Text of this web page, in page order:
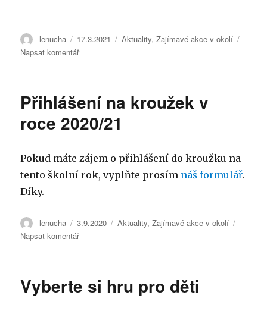
Autor:
lenucha Publikováno:
17.3.2021 Rubriky:
Aktuality,Zajímavé akce v okolí
Napsat komentářpro
Hra
zajímavé
Přihlášení na kroužek v
roce 2020/21
Pokud máte zájem o přihlášení do kroužku na
tento školní rok, vyplňte prosím náš formulář.
Díky.
Autor:
lenucha Publikováno:
3.9.2020 Rubriky:
Aktuality,Zajímavé akce v okolí
Napsat komentářpro
Přihlášení
Vyberte si hru pro děti